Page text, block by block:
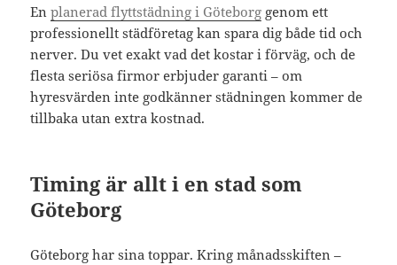
Enplanerad flyttstädning i Göteborg genom ett
professionellt städföretag kan spara dig både tid och
nerver. Du vet exakt vad det kostar i förväg, och de
flesta seriösa firmor erbjuder garanti – om
hyresvärden inte godkänner städningen kommer de
tillbaka utan extra kostnad.
Timing är allt i en stad som
Göteborg
Göteborg har sina toppar. Kring månadsskiften –